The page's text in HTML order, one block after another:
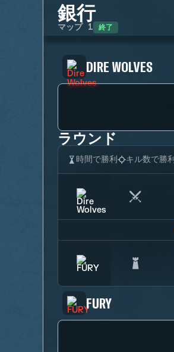
銀行
マップ 1 終了
DIRE WOLVES
ラウンド
時間で勝利 キル数で勝利
FURY